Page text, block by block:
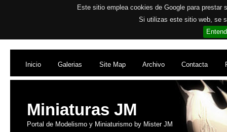
Este sitio emplea cookies de Google para
Si utilizas este sitio web, se
Inicio Galerias Site Map Archivo Contacta
Miniaturas JM
Portal de Modelismo y Miniaturismo by Mister JM